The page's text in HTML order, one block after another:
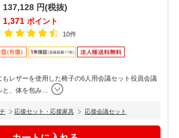
137,128円(税抜)
1,371 ポイント
10件
レザーを使用した椅子の6人用会議セット役員会議
と、体を包み
応接セット・応接家具 応接会議セット